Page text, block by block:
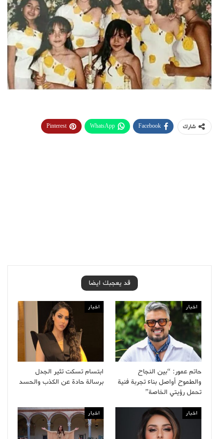
شارك Facebook
WhatsApp
Pinterest
قد يعجبك ايضا
اخبار
حاتم عمور: “بين النجاح
والطموح أواصل بناء تجربة فنية
تحمل رؤيتي الخاصة”
اخبار
ابتسام تسكت تثير الجدل
برسالة حادة عن الكذب والحسد
اخبار اخبار